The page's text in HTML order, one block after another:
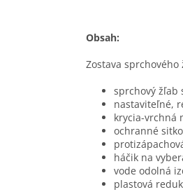
Obsah:
Zostava
sprchový žľab
nastaviteľné,
krycia-vrchná
ochranné
háčik na
vode odolná
plastová